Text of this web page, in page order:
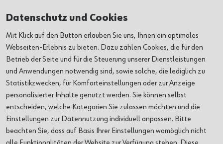
AUSSTELLUNGEN
VERANSTALTUNGEN
ORTE
ÜBER UNS
Datenschutz und Cookies
Mit Klick auf den Button erlauben Sie uns, Ihnen ein optimales
Webseiten-Erlebnis zu bieten. Dazu zählen Cookies, die für den
Betrieb der Seite und für die Steuerung unserer Dienstleistungen
und Anwendungen notwendig sind, sowie solche, die lediglich zu
Statistikzwecken, für Komforteinstellungen oder zur Anzeige
personalisierter Inhalte genutzt werden. Sie können selbst
entscheiden, welche Kategorien Sie zulassen möchten und die
Einstellungen zur Datennutzung individuell anpassen. Bitte
beachten Sie, dass auf Basis Ihrer Einstellungen womöglich nicht